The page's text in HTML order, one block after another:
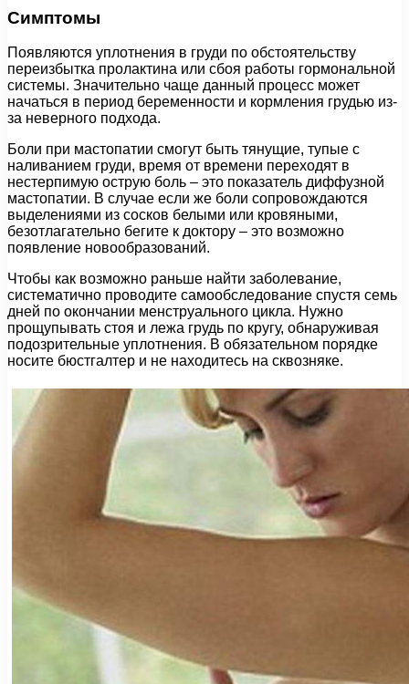
Симптомы
Появляются уплотнения в груди по обстоятельству
переизбытка пролактина или сбоя работы гормональной
системы. Значительно чаще данный процесс может
начаться в период беременности и кормления грудью из-
за неверного подхода.
Боли при мастопатии смогут быть тянущие, тупые с
наливанием груди, время от времени переходят в
нестерпимую острую боль – это показатель диффузной
мастопатии. В случае если же боли сопровождаются
выделениями из сосков белыми или кровяными,
безотлагательно бегите к доктору – это возможно
появление новообразований.
Чтобы как возможно раньше найти заболевание,
систематично проводите самообследование спустя семь
дней по окончании менструального цикла. Нужно
прощупывать стоя и лежа грудь по кругу, обнаруживая
подозрительные уплотнения. В обязательном порядке
носите бюстгалтер и не находитесь на сквозняке.